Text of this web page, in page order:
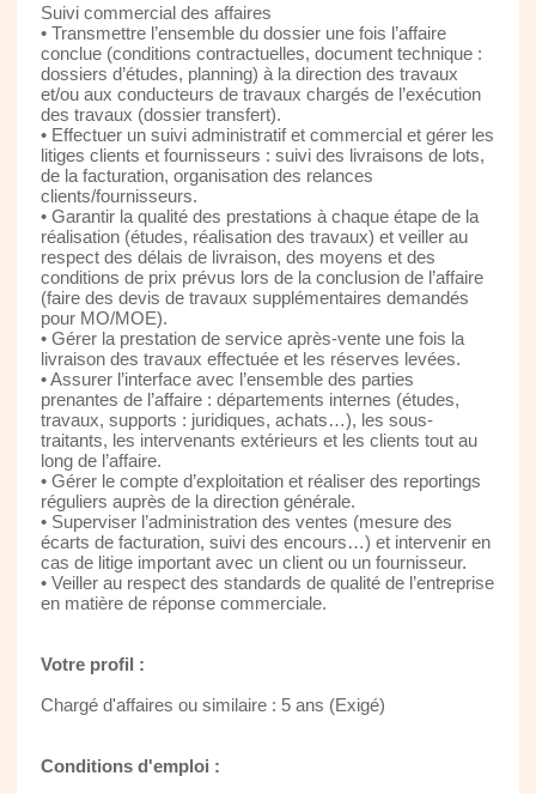
Suivi commercial des affaires
• Transmettre l’ensemble du dossier une fois l’affaire
conclue (conditions contractuelles, document technique :
dossiers d’études, planning) à la direction des travaux
et/ou aux conducteurs de travaux chargés de l’exécution
des travaux (dossier transfert).
• Effectuer un suivi administratif et commercial et gérer les
litiges clients et fournisseurs : suivi des livraisons de lots,
de la facturation, organisation des relances
clients/fournisseurs.
• Garantir la qualité des prestations à chaque étape de la
réalisation (études, réalisation des travaux) et veiller au
respect des délais de livraison, des moyens et des
conditions de prix prévus lors de la conclusion de l’affaire
(faire des devis de travaux supplémentaires demandés
pour MO/MOE).
• Gérer la prestation de service après-vente une fois la
livraison des travaux effectuée et les réserves levées.
• Assurer l’interface avec l’ensemble des parties
prenantes de l’affaire : départements internes (études,
travaux, supports : juridiques, achats…), les sous-
traitants, les intervenants extérieurs et les clients tout au
long de l’affaire.
• Gérer le compte d’exploitation et réaliser des reportings
réguliers auprès de la direction générale.
• Superviser l’administration des ventes (mesure des
écarts de facturation, suivi des encours…) et intervenir en
cas de litige important avec un client ou un fournisseur.
• Veiller au respect des standards de qualité de l’entreprise
en matière de réponse commerciale.
Votre profil :
Chargé d'affaires ou similaire : 5 ans (Exigé)
Conditions d'emploi :